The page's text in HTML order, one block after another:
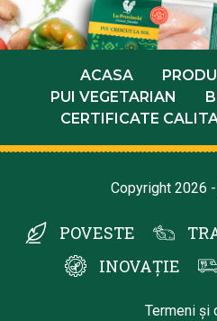
ACASA
PUI VEGETARIAN
CERTIFICATE
Copyright 2026
POVESTE
INOVAȚIE
Termeni și